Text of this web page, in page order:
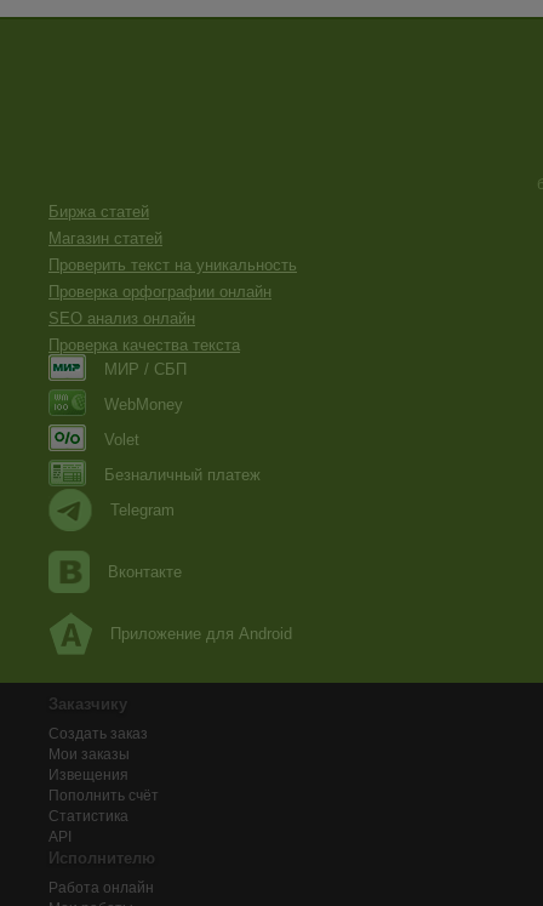
Биржа статей
Магазин статей
Проверить текст на уникальность
Проверка орфографии онлайн
SEO анализ онлайн
Проверка качества текста
МИР / СБП
WebMoney
Volet
Безналичный платеж
Telegram
Вконтакте
Приложение для Android
Заказчику
Создать заказ
Мои заказы
Извещения
Пополнить счёт
Статистика
API
Исполнителю
Работа онлайн